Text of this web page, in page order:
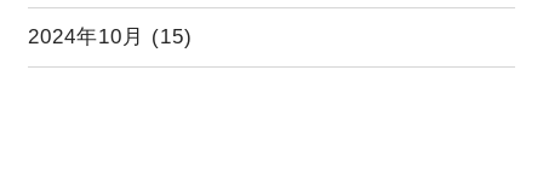
2024年10月 (15)